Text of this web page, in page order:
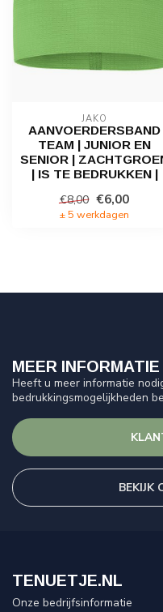
JAKO
AANVOERDERSBAND
TEAM | JUNIOR EN
SENIOR |
| IS TE BEDRUKKEN |
€8,00 €6,00
± 5 werkdagen
MEER INFORMATIE
Heeft u meer informatie
bedrukkingsmogelijkheden
BEKIJK
TENUETJE.NL
Onze bedrijfsinformatie